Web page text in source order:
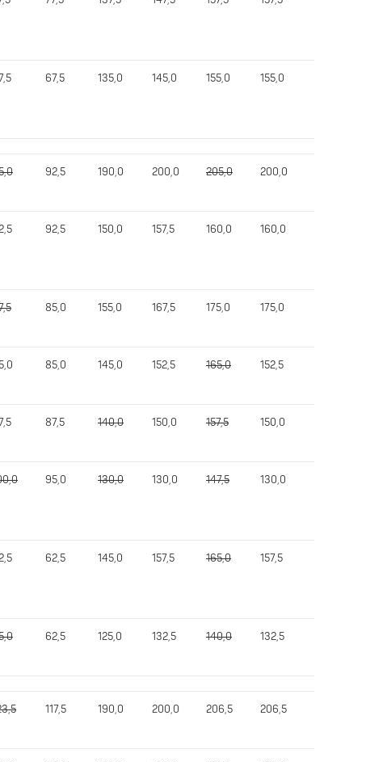
67,5 135,0 145,0 155,0 155,0
92,5 190,0 200,0 205,0 200,0
92,5 150,0 157,5 160,0 160,0
85,0 155,0 167,5 175,0 175,0
85,0 145,0 152,5 165,0 152,5
87,5 140,0 150,0 157,5 150,0
95,0 130,0 130,0 147,5 130,0
62,5 145,0 157,5 165,0 157,5
62,5 125,0 132,5 140,0 132,5
117,5 190,0 200,0 206,5 206,5